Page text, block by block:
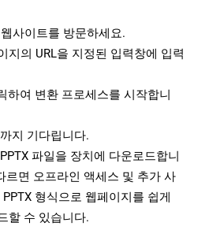
웹사이트를 방문하세요.
지의 URL을 지정된 입력창에 입력
하여 변환 프로세스를 시작합니
지 기다립니다.
파일을 장치에 다운로드합니
르면 오프라인 액세스 및 추가 사
형식으로 웹페이지를 쉽게
할 수 있습니다.